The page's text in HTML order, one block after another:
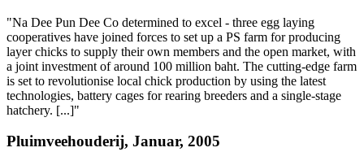
"Na Dee Pun Dee Co determined to excel - three egg laying
cooperatives have joined forces to set up a PS farm for producing
layer chicks to supply their own members and the open market, with
a joint investment of around 100 million baht. The cutting-edge farm
is set to revolutionise local chick production by using the latest
technologies, battery cages for rearing breeders and a single-stage
hatchery. [...]"
Pluimveehouderij, Januar, 2005